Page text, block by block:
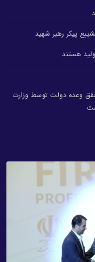
پیکر رهبر شهید
هستند
وعده دولت توسط وزارت